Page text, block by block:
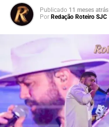
Publicado 11 meses atrás
Por Redação Roteiro SJC